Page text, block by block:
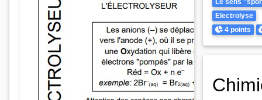
Le sens
Electrolyse
Points
4 points